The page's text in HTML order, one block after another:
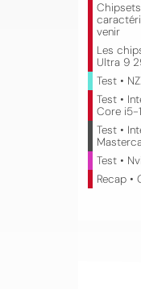
venir
Les
Ultra 9
Test •
Test •
Core i5-
Test •
Test •
Recap •